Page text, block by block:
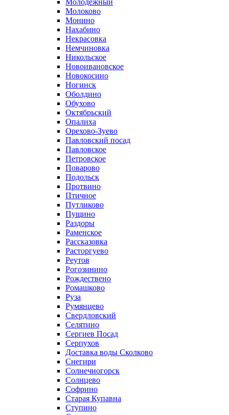
Молодежный
Молоково
Монино
Нахабино
Некрасовка
Немчиновка
Никольское
Новоивановское
Новокосино
Ногинск
Оболдино
Обухово
Октябрьский
Опалиха
Орехово-Зуево
Павловский посад
Павловское
Петровское
Поварово
Подольск
Протвино
Птичное
Путликово
Пущино
Раздоры
Раменское
Рассказовка
Расторгуево
Реутов
Рогозинино
Рождествено
Ромашково
Руза
Румянцево
Свердловский
Селятино
Сергиев Посад
Серпухов
Доставка воды Сколково
Снегири
Солнечногорск
Солнцево
Софрино
Старая Купавна
Ступино